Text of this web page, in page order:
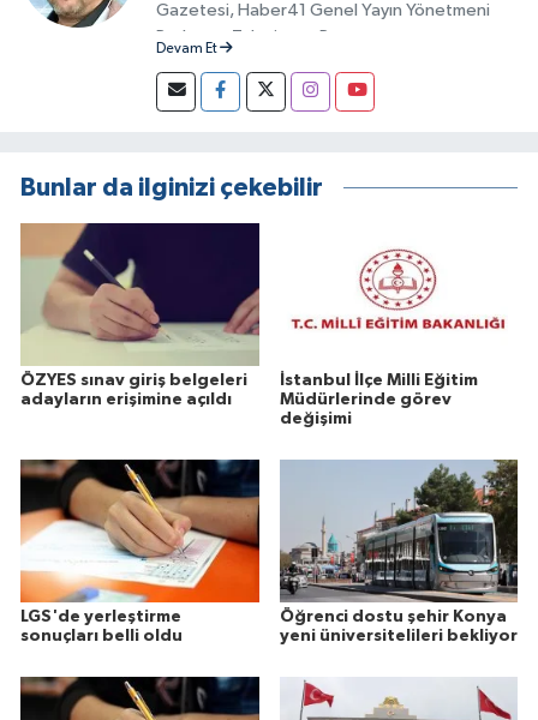
Gazetesi, Haber41 Genel Yayın Yönetmeni
Radyo ve Televizyon Programcısı
Devam Et
Bunlar da ilginizi çekebilir
ÖZYES sınav giriş belgeleri
adayların erişimine açıldı
İstanbul İlçe Milli Eğitim
Müdürlerinde görev
değişimi
LGS'de yerleştirme
sonuçları belli oldu
Öğrenci dostu şehir Konya
yeni üniversitelileri bekliyor